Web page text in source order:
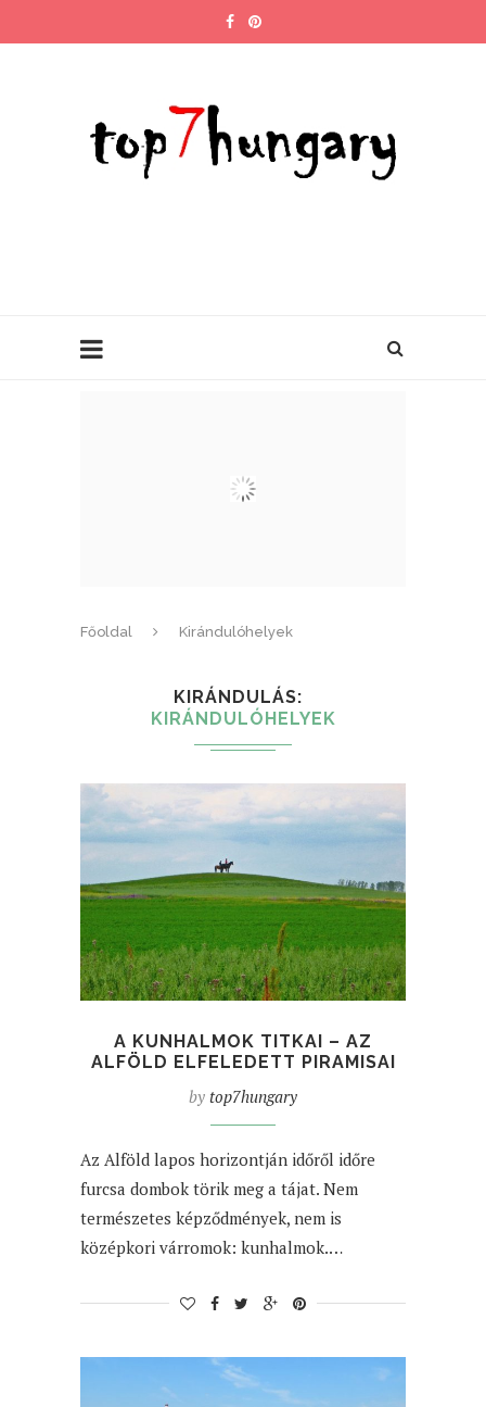
Főoldal Kirándulóhelyek
KIRÁNDULÁS
KIRÁNDULÓHELYEK
A KUNHALMOK TITKAI – AZ
ALFÖLD ELFELEDETT PIRAMISAI
by top7hungary
Az Alföld lapos horizontján időről időre
furcsa dombok törik meg a tájat. Nem
természetes képződmények, nem is
középkori várromok: kunhalmok.…